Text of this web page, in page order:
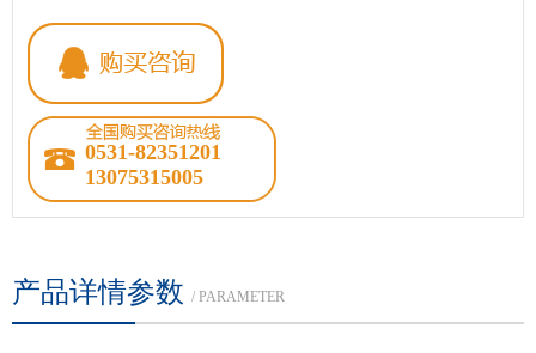
0531-82351201
13075315005
产品详情参数 / PARAMETER